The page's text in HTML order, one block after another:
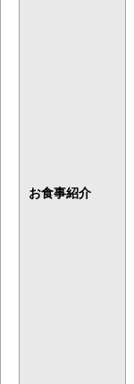
お食事紹介